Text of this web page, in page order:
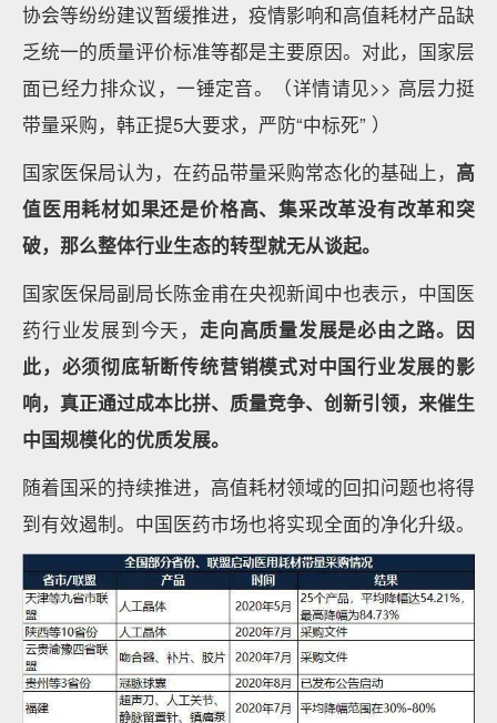
协会等纷纷建议暂缓推进，疫情影响和高值耗材产品缺
乏统一的质量评价标准等都是主要原因。对此，国家层
面已经力排众议，一锤定音。（详情请见>> 高层力挺
带量采购，韩正提5大要求，严防“中标死” ）
国家医保局认为，在药品带量采购常态化的基础上， 高
值医用耗材如果还是价格高、集采改革没有改革和突
破，那么整体行业生态的转型就无从谈起。
国家医保局副局长陈金甫在央视新闻中也表示，中国医
药行业发展到今天， 走向高质量发展是必由之路。因
此，必须彻底斩断传统营销模式对中国行业发展的影
响，真正通过成本比拼、质量竞争、创新引领，来催生
中国规模化的优质发展。
随着国采的持续推进，高值耗材领域的回扣问题也将得
到有效遏制。中国医药市场也将实现全面的净化升级。